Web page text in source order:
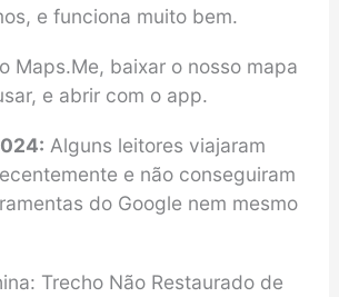
e funciona muito bem.
Maps.Me, baixar o nosso mapa
e abrir com o app.
Alguns leitores viajaram
e não conseguiram
do Google nem mesmo
Trecho Não Restaurado de